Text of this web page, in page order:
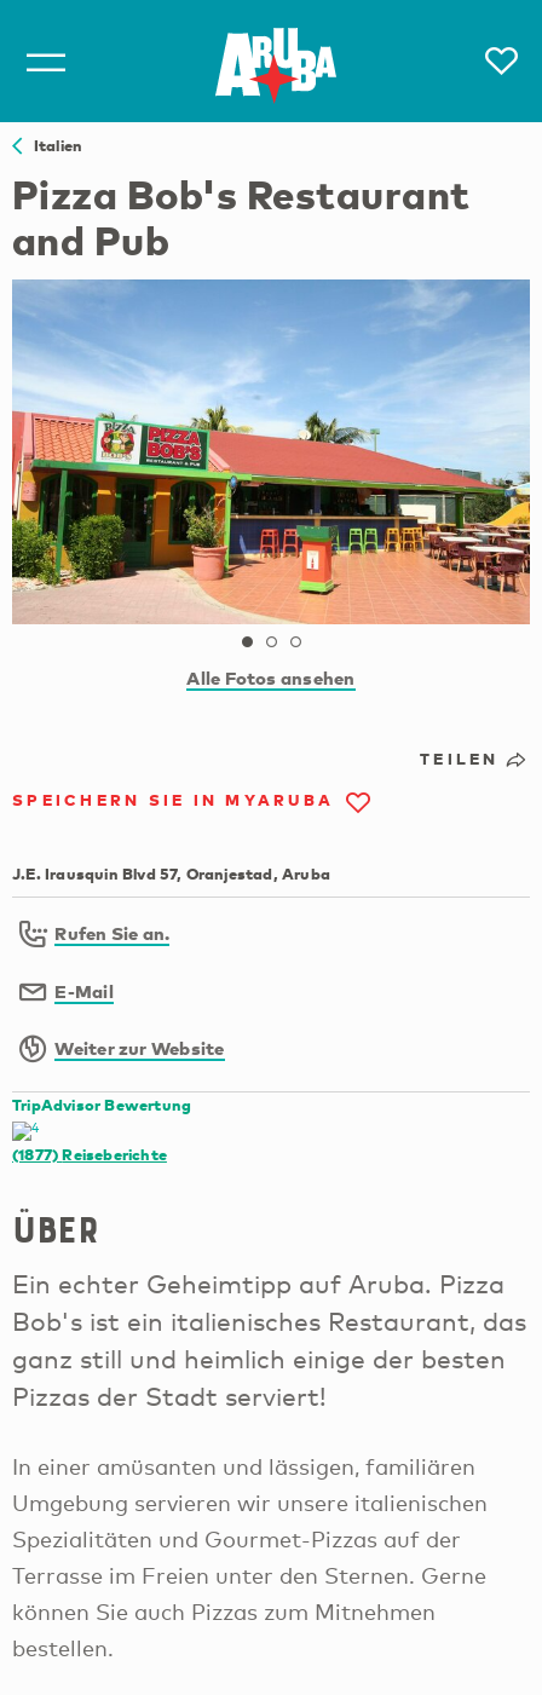
Italien
Pizza Bob's Restaurant
and Pub
Alle Fotos ansehen
TEILEN
SPEICHERN SIE IN MYARUBA
J.E. Irausquin Blvd 57, Oranjestad, Aruba
Rufen Sie an.
E-Mail
Weiter zur Website
TripAdvisor Bewertung
(1877)Reiseberichte
Über
Ein echter Geheimtipp auf Aruba. Pizza
Bob's ist ein italienisches Restaurant, das
ganz still und heimlich einige der besten
Pizzas der Stadt serviert!
In einer amüsanten und lässigen, familiären
Umgebung servieren wir unsere italienischen
Spezialitäten und Gourmet-Pizzas auf der
Terrasse im Freien unter den Sternen. Gerne
können Sie auch Pizzas zum Mitnehmen
bestellen.